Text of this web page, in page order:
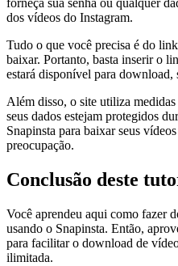
forneça sua senha ou qualquer
dos vídeos do Instagram.
Tudo o que você precisa é do
baixar. Portanto, basta inserir o
estará disponível para download,
Além disso, o site utiliza
seus dados estejam protegidos
Snapinsta para baixar seus
preocupação.
Conclusão deste
Você aprendeu aqui como fazer
usando o Snapinsta. Então,
para facilitar o download de
ilimitada.